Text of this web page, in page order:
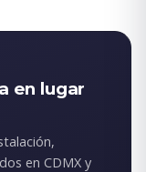
en lugar
en CDMX y